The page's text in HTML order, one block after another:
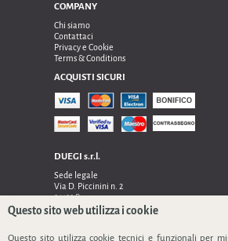
COMPANY
Chi siamo
Contattaci
Privacy e Cookie
Terms & Conditions
ACQUISTI SICURI
DUEGI s.r.l.
Sede legale
Via D. Piccinini n. 2
24122 Bergamo
Sede operativa e amministrativa:
24048 Treviolo (Bg)
Questo sito web utilizza i cookie
Questo sito utilizza cookie tecnici e funzionali per